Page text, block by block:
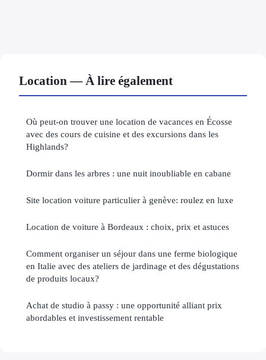
Location — À lire également
Où peut-on trouver une location de vacances en Écosse
avec des cours de cuisine et des excursions dans les
Highlands?
Dormir dans les arbres : une nuit inoubliable en cabane
Site location voiture particulier à genève: roulez en luxe
Location de voiture à Bordeaux : choix, prix et astuces
Comment organiser un séjour dans une ferme biologique
en Italie avec des ateliers de jardinage et des dégustations
de produits locaux?
Achat de studio à passy : une opportunité alliant prix
abordables et investissement rentable